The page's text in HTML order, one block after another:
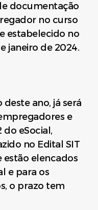
documentação
no curso
estabelecido no
janeiro de 2024.
ano, já será
e
do eSocial,
no Edital SIT
estão elencados
e para os
o prazo tem